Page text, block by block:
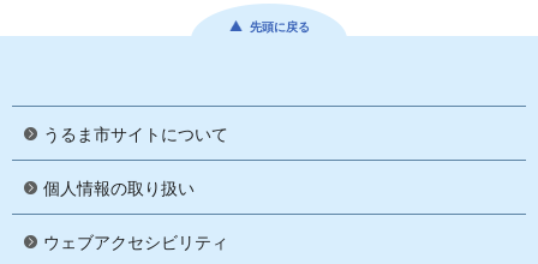
先頭に戻る
うるま市サイトについて
個人情報の取り扱い
ウェブアクセシビリティ